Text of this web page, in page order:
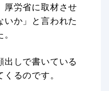
厚労省に取材させ
いか」と言われた
出しで書いている
るのです。